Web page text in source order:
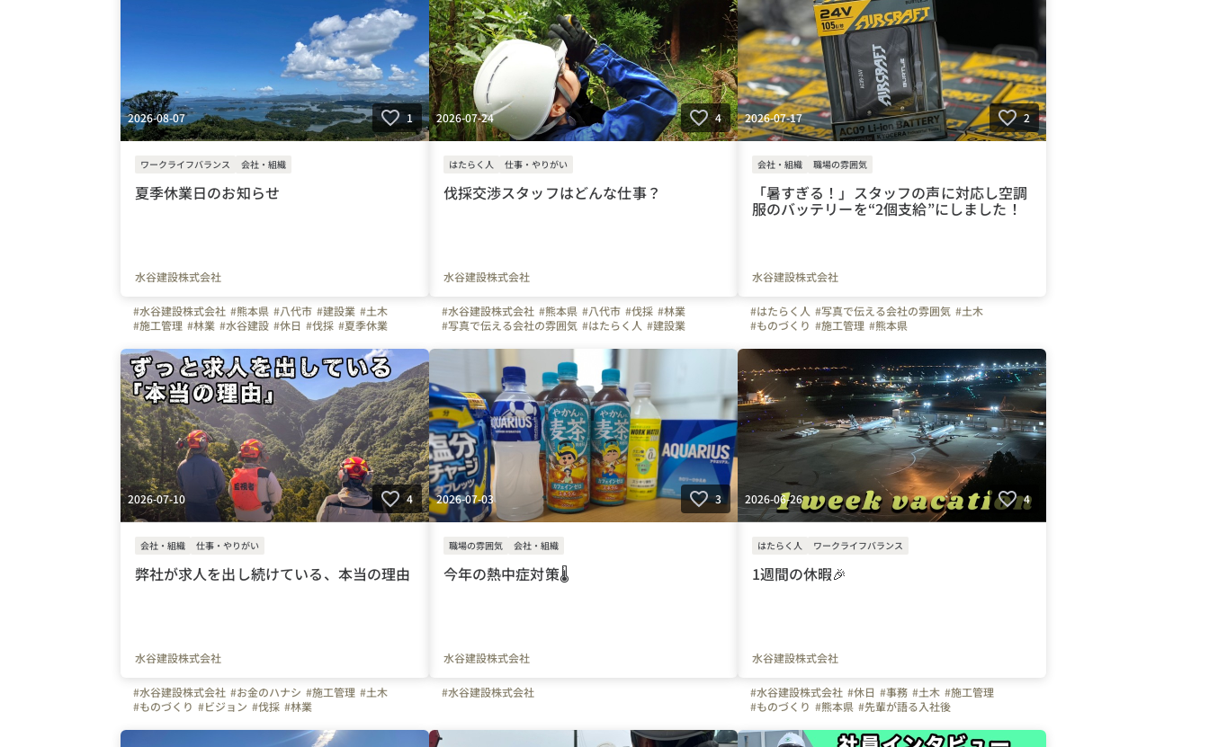
2026-08-07 1
ワークライフバランス 会社・組織
夏季休業日のお知らせ
水谷建設株式会社
#水谷建設株式会社 #熊本県 #八代市 #建設業 #土木
#施工管理 #林業 #水谷建設 #休日 #伐採 #夏季休業
2026-07-24 4
はたらく人 仕事・やりがい
伐採交渉スタッフはどんな仕事？
水谷建設株式会社
#水谷建設株式会社 #熊本県 #八代市 #伐採 #林業
#写真で伝える会社の雰囲気 #はたらく人 #建設業
2026-07-17 2
会社・組織 職場の雰囲気
「暑すぎる！」スタッフの声に対応し空調
服のバッテリーを“2個支給”にしました！
水谷建設株式会社
#はたらく人 #写真で伝える会社の雰囲気 #土木
#ものづくり #施工管理 #熊本県
#自慢の福利厚生 #八代市 #水谷建設株式会社 #水谷建設
#会社の推しポイント
2026-07-10 4
会社・組織 仕事・やりがい
弊社が求人を出し続けている、本当の理由
水谷建設株式会社
#水谷建設株式会社 #お金のハナシ #施工管理 #土木
#ものづくり #ビジョン #伐採 #林業
2026-07-03 3
職場の雰囲気 会社・組織
今年の熱中症対策🌡️
水谷建設株式会社
#水谷建設株式会社
2026-06-26 4
はたらく人 ワークライフバランス
1週間の休暇🎉
水谷建設株式会社
#水谷建設株式会社 #休日 #事務 #土木 #施工管理
#ものづくり #熊本県 #先輩が語る入社後